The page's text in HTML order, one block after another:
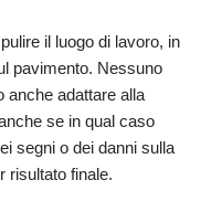
il luogo di lavoro, in
pavimento. Nessuno
anche adattare alla
se in qual caso
segni o dei danni sulla
risultato finale.